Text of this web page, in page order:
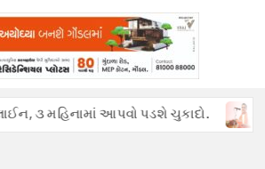
૩ મહિનામાં આપવો પડશે ચુકાદો.